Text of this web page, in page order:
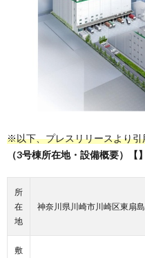
※以下、プレスリリースより引
（3号棟所在地・設備概要）
所
在
地
神奈川県川崎市川崎区東扇
敷